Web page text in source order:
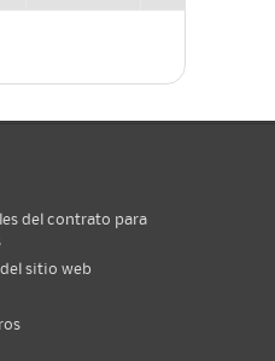
del contrato para
sitio web